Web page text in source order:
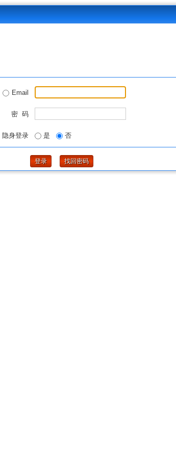
Email
密 码
隐身登录 是 否